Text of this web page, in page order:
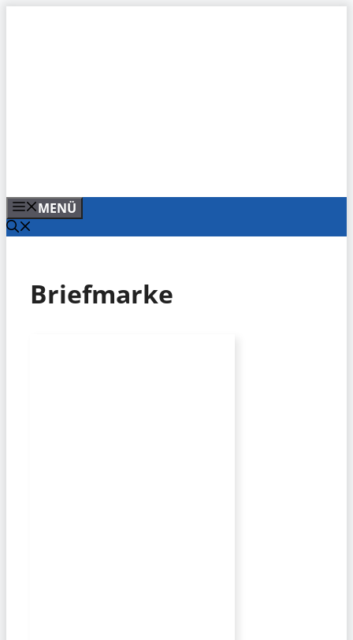
MENÜ
Briefmarke